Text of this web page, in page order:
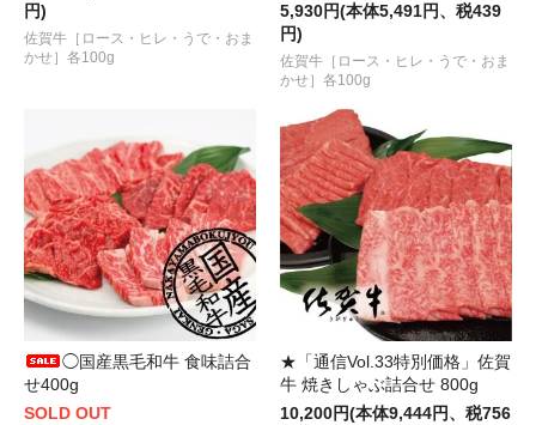
円)
佐賀牛［ロース・ヒレ・うで・おま
かせ］各100g
5,930円(本体5,491円、税439
円)
佐賀牛［ロース・ヒレ・うで・おま
かせ］各100g
◯国産黒毛和牛 食味詰合
せ400g
SOLD OUT
★「通信Vol.33特別価格」佐賀
牛 焼きしゃぶ詰合せ 800g
10,200円(本体9,444円、税756